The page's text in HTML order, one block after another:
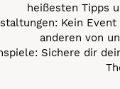
heißesten Tipps
Kein
anderen von
Sichere dir